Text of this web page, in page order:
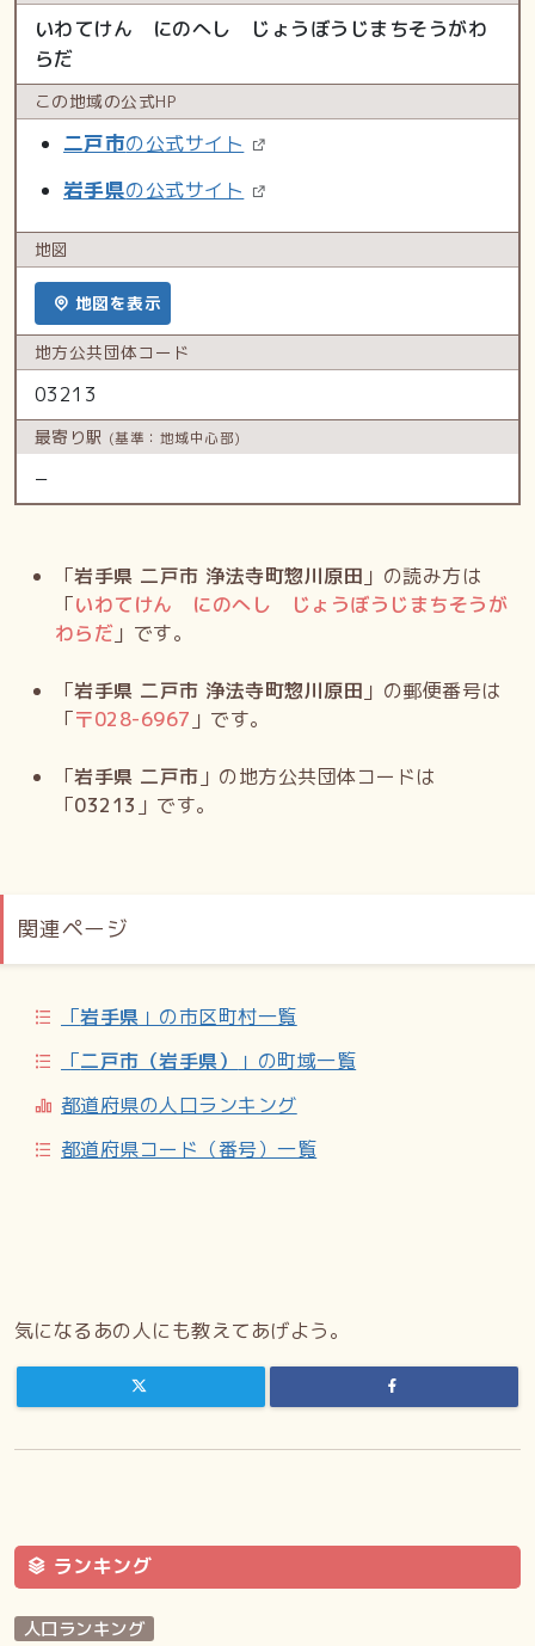
いわてけん にのへし じょうぼうじまちそうがわ
らだ
この地域の公式HP
二戸市の公式サイト
岩手県の公式サイト
地図
地図を表示
地方公共団体コード
03213
最寄り駅 (基準：地域中心部)
−
「岩手県 二戸市 浄法寺町惣川原田 」の読み方は
「いわてけん にのへし じょうぼうじまちそうが
わらだ 」です。
「岩手県 二戸市 浄法寺町惣川原田 」の郵便番号は
「〒028-6967 」です。
「岩手県 二戸市 」の地方公共団体コードは
「03213 」です。
関連ページ
「岩手県 」の市区町村一覧
「二戸市（岩手県）
」の町域一覧
都道府県の人口ランキング
都道府県コード（番号）一覧
気になるあの人にも教えてあげよう。
ランキング
人口ランキング